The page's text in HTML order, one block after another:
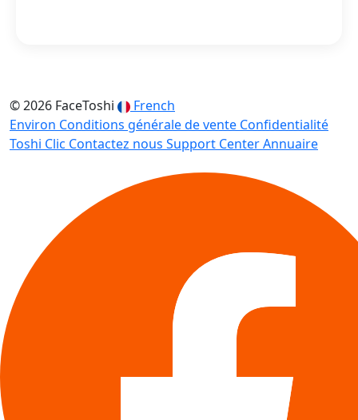
© 2026 FaceToshi
French
Environ Conditions générale de vente Confidentialité
Toshi Clic Contactez nous Support CenterAnnuaire